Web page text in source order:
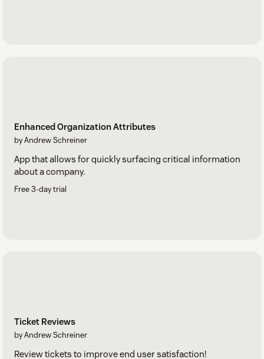
Enhanced Organization Attributes
by Andrew Schreiner
App that allows for quickly surfacing critical information
about a company.
Free 3-day trial
Ticket Reviews
by Andrew Schreiner
Review tickets to improve end user satisfaction!